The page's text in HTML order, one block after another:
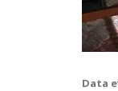
Data